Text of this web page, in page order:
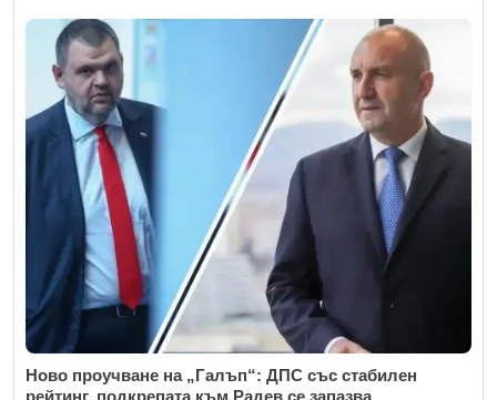
Ново проучване на „Галъп“: ДПС със стабилен
рейтинг, подкрепата към Радев се запазва